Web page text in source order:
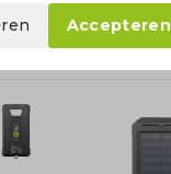
Sorteer opAccepteren